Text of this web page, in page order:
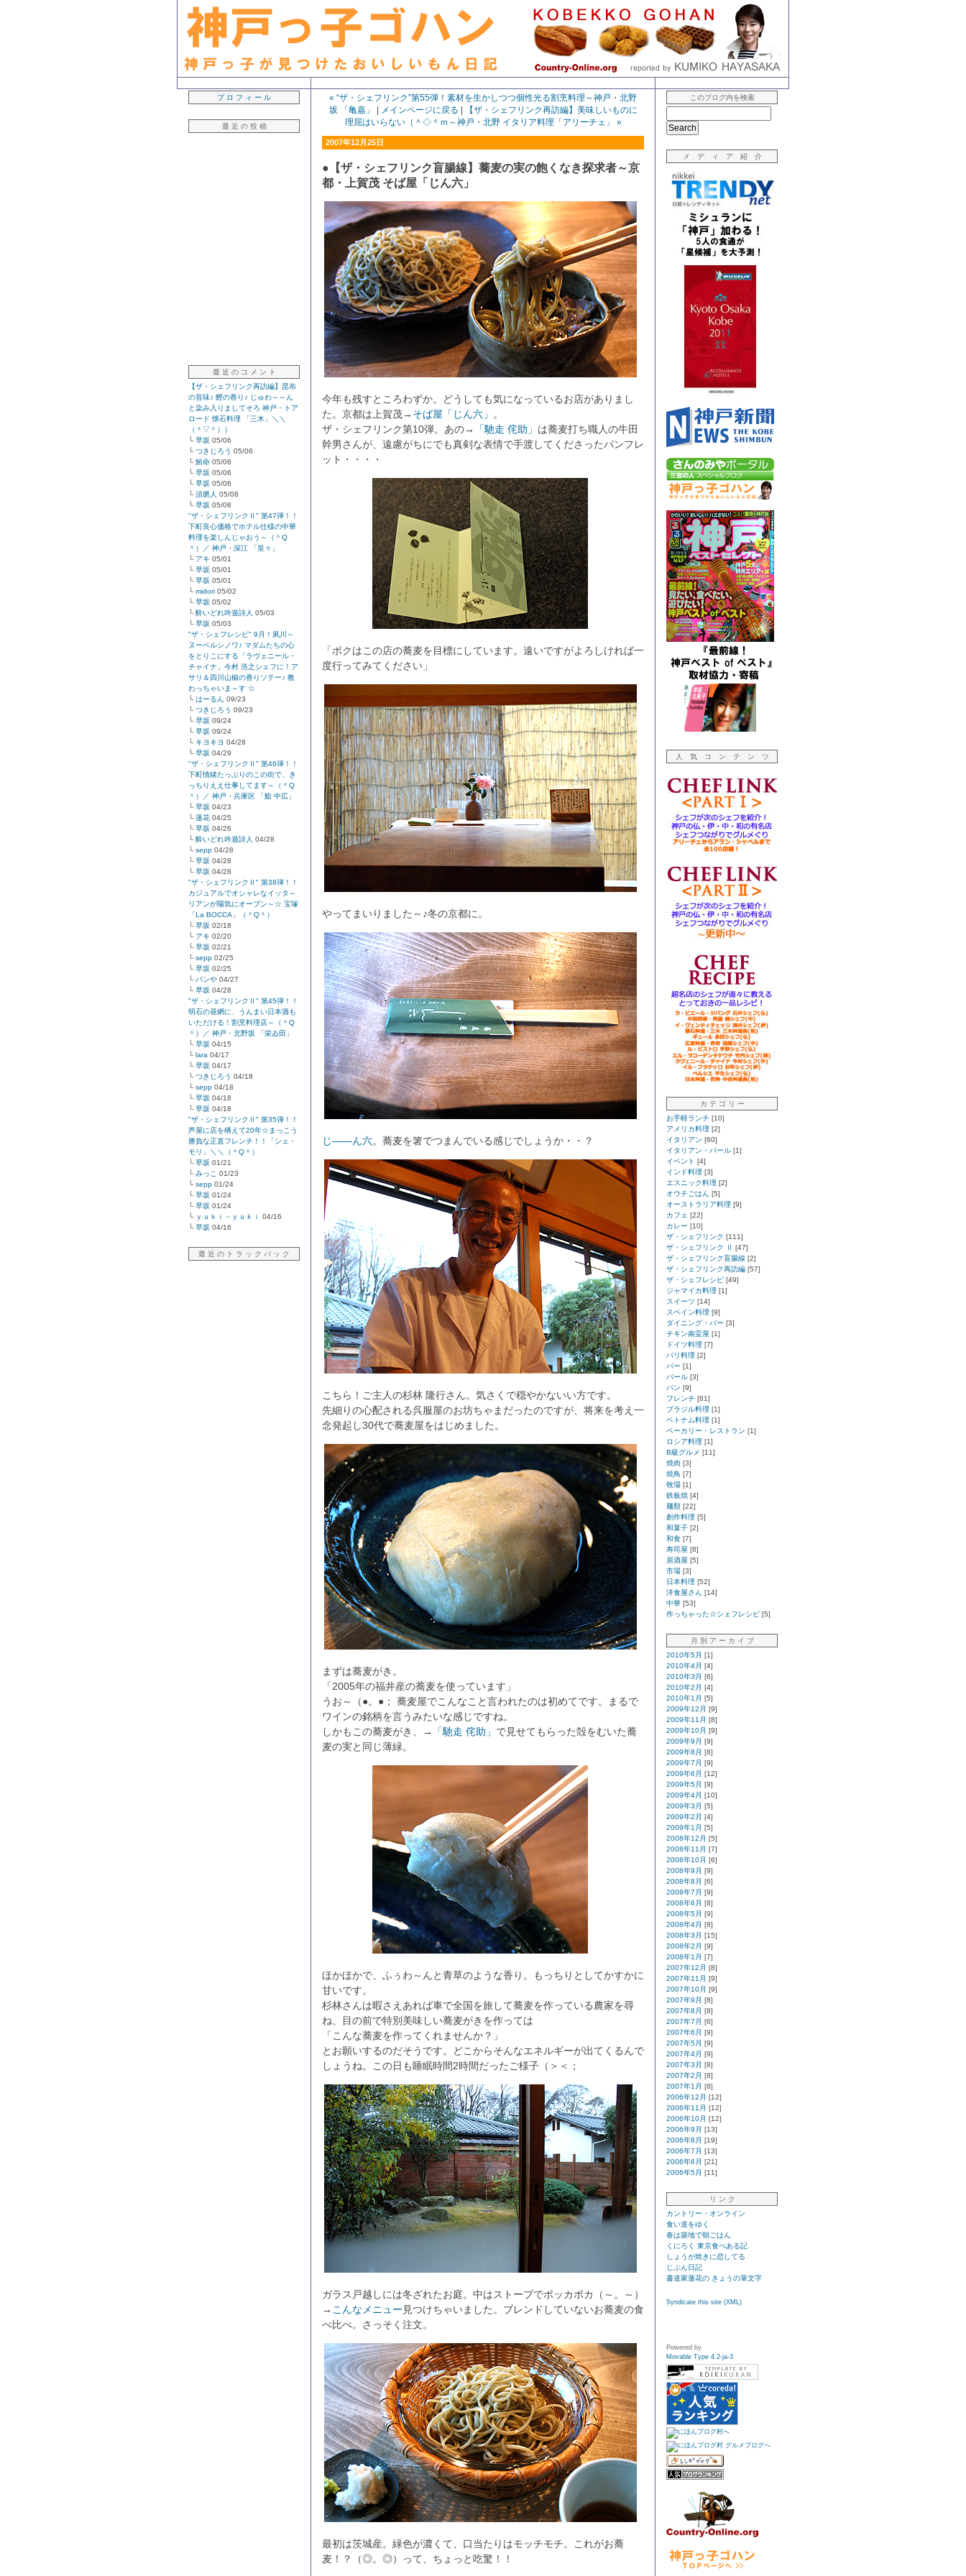
プ ロ フ ィ ー ル
最 近 の 投 稿
最 近 の コ メ ン ト
【ザ・シェフリンク再訪編】昆布
の旨味♪ 鰹の香り♪ じゅわ～～ん
と染み入りましてそろ 神戸・トア
ロード 懐石料理 「三木」＼＼
（＾▽＾））
└ 早坂 05/06
└ つきじろう 05/06
└ 鮪命 05/06
└ 早坂 05/06
└ 早坂 05/06
└ 須磨人 05/08
└ 早坂 05/08
"ザ・シェフリンクⅡ" 第47弾！！
下町良心価格でホテル仕様の中華
料理を楽しんじゃおう～（＾Q
＾）／ 神戸・深江 「皇々」
└ アキ 05/01
└ 早坂 05/01
└ 早坂 05/01
└ midori 05/02
└ 早坂 05/02
└ 酔いどれ吟遊詩人 05/03
└ 早坂 05/03
"ザ・シェフレシピ" 9月！夙川～
ヌーベルシノワ♪ マダムたちの心
をとりこにする「ラヴェニール・
チャイナ」今村 浩之シェフに！ア
サリ＆四川山椒の香りソテー♪ 教
わっちゃいま～す ☆
└ はーるん 09/23
└ つきじろう 09/23
└ 早坂 09/24
└ 早坂 09/24
└ キヨキヨ 04/28
└ 早坂 04/29
"ザ・シェフリンクⅡ" 第46弾！！
下町情緒たっぷりのこの街で、き
っちりええ仕事してます～（＾Q
＾）／ 神戸・兵庫区 「鮨 中広」
└ 早坂 04/23
└ 蓮花 04/25
└ 早坂 04/26
└ 酔いどれ吟遊詩人 04/28
└ sepp 04/28
└ 早坂 04/28
└ 早坂 04/28
"ザ・シェフリンクⅡ" 第38弾！！
カジュアルでオシャレなイッタ～
リアンが陽気にオープン～☆ 宝塚
「La BOCCA」（＾Q＾）
└ 早坂 02/18
└ アキ 02/20
└ 早坂 02/21
└ sepp 02/25
└ 早坂 02/25
└ パンや 04/27
└ 早坂 04/28
"ザ・シェフリンクⅡ" 第45弾！！
明石の昼網に、うんまい日本酒も
いただける！割烹料理店～（＾Q
＾）／ 神戸・北野坂 「栄ゐ田」
└ 早坂 04/15
└ lara 04/17
└ 早坂 04/17
└ つきじろう 04/18
└ sepp 04/18
└ 早坂 04/18
└ 早坂 04/18
"ザ・シェフリンクⅡ" 第35弾！！
芦屋に店を構えて20年☆まっこう
勝負な正直フレンチ！！「シェ・
モリ」＼＼（＾Q＾）
└ 早坂 01/21
└ みっこ 01/23
└ sepp 01/24
└ 早坂 01/24
└ 早坂 01/24
└ ｙｕｋｉ－ｙｕｋｉ
04/16
└ 早坂 04/16
最 近 の ト ラ ッ ク バ ッ ク
« “ザ・シェフリンク”第55弾！素材を生かしつつ個性光る割烹料理～神戸・北野
坂 「亀嘉」
メインページに戻る
【ザ・シェフリンク再訪編】美味しいものに
理屈はいらない（＾◇＾ｍ～神戸・北野 イタリア料理「アリーチェ」 »
2007年12月25日
●【ザ・シェフリンク盲腸線】蕎麦の実の飽くなき探求者～京
都・上賀茂 そば屋「じん六」
今年も残すところわずか。どうしても気になっているお店がありまし
た。京都は上賀茂→ そば屋「じん六」
。
ザ・シェフリンク第10弾。あの→
「馳走 侘助」 は蕎麦打ち職人の牛田
幹男さんが、遠慮がちにでも真剣な表情で手渡してくださったパンフレ
ット・・・・
「ボクはこの店の蕎麦を目標にしています。遠いですがよろしければ一
度行ってみてください」
やってまいりました～♪冬の京都に。
じ――ん六。蕎麦を箸でつまんでいる感じでしょうか・・？
こちら！ご主人の杉林 隆行さん。気さくで穏やかないい方です。
先細りの心配される呉服屋のお坊ちゃまだったのですが、将来を考え一
念発起し30代で蕎麦屋をはじめました。
まずは蕎麦がき。
「2005年の福井産の蕎麦を使っています」
うお～（●。●； 蕎麦屋でこんなこと言われたのは初めてです。まるで
ワインの銘柄を言うみたいな感じですね。
しかもこの蕎麦がき、→
「馳走 侘助」 で見せてもらった殻をむいた蕎
麦の実と同じ薄緑。
ほかほかで、ふぅわ～んと青草のような香り。もっちりとしてかすかに
甘いです。
杉林さんは暇さえあれば車で全国を旅して蕎麦を作っている農家を尋
ね、目の前で特別美味しい蕎麦がきを作っては
「こんな蕎麦を作ってくれませんか？」
とお願いするのだそうです。どこからそんなエネルギーが出てくるんで
しょうね。この日も睡眠時間2時間だったご様子（＞＜；
ガラス戸越しには冬ざれたお庭。中はストーブでポッカポカ（～。～）
→ こんなメニュー 見つけちゃいました。ブレンドしていないお蕎麦の食
べ比べ。さっそく注文。
最初は茨城産。緑色が濃くて、口当たりはモッチモチ。これがお蕎
麦！？（◎。◎）って、ちょっと吃驚！！
このブログ内を検索
メ デ ィ ア 紹 介
人 気 コ ン テ ン ツ
カ テ ゴ リ ー
お手軽ランチ [10]
アメリカ料理 [2]
イタリアン [60]
イタリアン・バール [1]
イベント [4]
インド料理 [3]
エスニック料理 [2]
オウチごはん [5]
オーストラリア料理 [9]
カフェ [22]
カレー [10]
ザ・シェフリンク [111]
ザ・シェフリンク Ⅱ [47]
ザ・シェフリンク盲腸線 [2]
ザ・シェフリンク再訪編 [57]
ザ・シェフレシピ [49]
ジャマイカ料理 [1]
スイーツ [14]
スペイン料理 [9]
ダイニング・バー [3]
チキン南蛮屋 [1]
ドイツ料理 [7]
バリ料理 [2]
バー [1]
バール [3]
パン [9]
フレンチ [81]
ブラジル料理 [1]
ベトナム料理 [1]
ベーカリー・レストラン [1]
ロシア料理 [1]
B級グルメ [11]
焼肉 [3]
焼鳥 [7]
牧場 [1]
鉄板焼 [4]
麺類 [22]
創作料理 [5]
和菓子 [2]
和食 [7]
寿司屋 [8]
居酒屋 [5]
市場 [3]
日本料理 [52]
洋食屋さん [14]
中華 [53]
作っちゃった☆シェフレシピ [5]
月 別 ア ー カ イ ブ
2010年5月 [1]
2010年4月 [4]
2010年3月 [6]
2010年2月 [4]
2010年1月 [5]
2009年12月 [9]
2009年11月 [8]
2009年10月 [9]
2009年9月 [9]
2009年8月 [8]
2009年7月 [9]
2009年6月 [12]
2009年5月 [9]
2009年4月 [10]
2009年3月 [5]
2009年2月 [4]
2009年1月 [5]
2008年12月 [5]
2008年11月 [7]
2008年10月 [6]
2008年9月 [9]
2008年8月 [6]
2008年7月 [9]
2008年6月 [8]
2008年5月 [9]
2008年4月 [8]
2008年3月 [15]
2008年2月 [9]
2008年1月 [7]
2007年12月 [8]
2007年11月 [9]
2007年10月 [9]
2007年9月 [8]
2007年8月 [8]
2007年7月 [6]
2007年6月 [9]
2007年5月 [9]
2007年4月 [9]
2007年3月 [8]
2007年2月 [8]
2007年1月 [8]
2006年12月 [12]
2006年11月 [12]
2006年10月 [12]
2006年9月 [13]
2006年8月 [19]
2006年7月 [13]
2006年6月 [21]
2006年5月 [11]
リ ン ク
カントリー・オンライン
食い道をゆく
春は築地で朝ごはん
くにろく 東京食べある記
しょうが焼きに恋してる
じぶん日記
書道家蓮花の きょうの筆文字
Syndicate this site (XML)
Powered by
Movable Type 4.2-ja-3